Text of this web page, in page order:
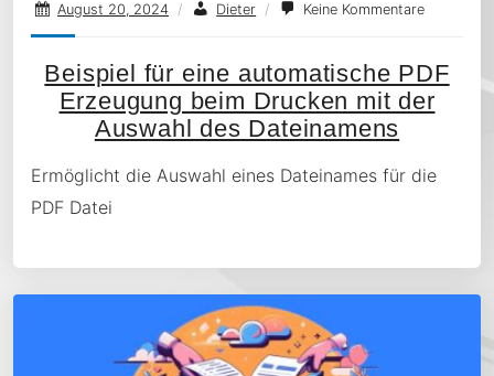
August 20, 2024 / Dieter / Keine Kommentare
Beispiel für eine automatische PDF
Erzeugung beim Drucken mit der
Auswahl des Dateinamens
Ermöglicht die Auswahl eines Dateinames für die
PDF Datei